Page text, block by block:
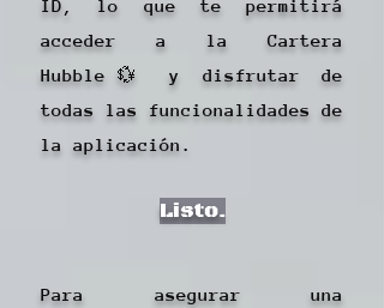
ID, lo que te permitirá
acceder a la Cartera
Hubble💱 y disfrutar de
todas las funcionalidades de
la aplicación.
Listo.
Para asegurar una